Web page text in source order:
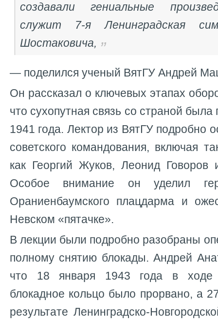
создавали гениальные
служит 7-я Ленинградская
Шостаковича,
— поделился ученый ВятГУ Андрей
Он рассказал о ключевых этапах
что сухопутная связь со страной
1941 года. Лектор из ВятГУ подробно
советского командования, включая
как Георгий Жуков, Леонид Говоров
Особое внимание он уделил
Ораниенбаумского плацдарма и
Невском «пятачке».
В лекции были подробно разобраны
полному снятию блокады. Андрей
что 18 января 1943 года в ходе
блокадное кольцо было прорвано, а
результате Ленинградско-